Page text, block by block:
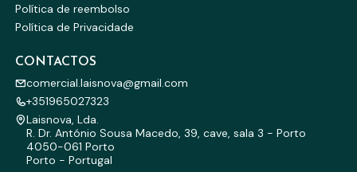
Política de reembolso
Política de Privacidade
CONTACTOS
comercial.laisnova@gmail.com
+351965027323
Laisnova, Lda.
R. Dr. António Sousa Macedo, 39, cave, sala 3 - Porto
4050-061 Porto
Porto - Portugal